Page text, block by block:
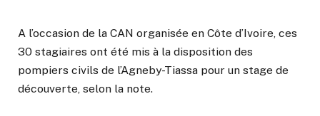
A l’occasion de la CAN organisée en Côte d’Ivoire, ces
30 stagiaires ont été mis à la disposition des
pompiers civils de l’Agneby-Tiassa pour un stage de
découverte, selon la note.